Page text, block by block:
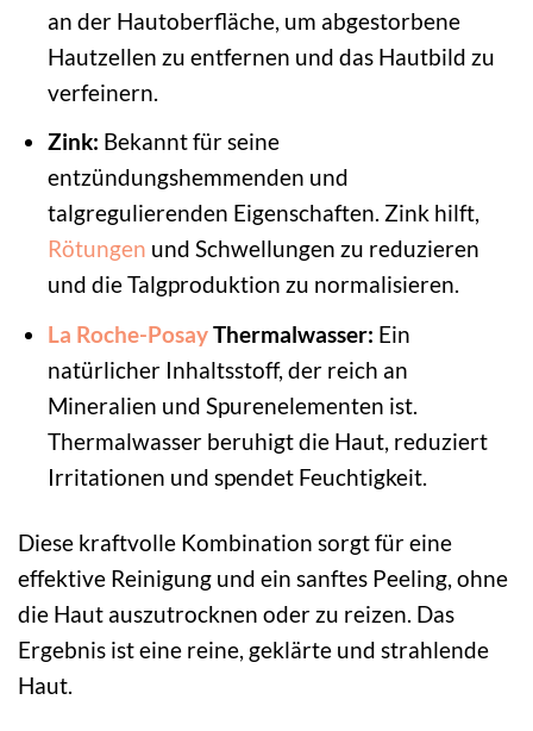
an der Hautoberfläche, um abgestorbene
Hautzellen zu entfernen und das Hautbild zu
verfeinern.
Zink: Bekannt für seine
entzündungshemmenden und
talgregulierenden Eigenschaften. Zink hilft,
Rötungen und Schwellungen zu reduzieren
und die Talgproduktion zu normalisieren.
La Roche-PosayThermalwasser: Ein
natürlicher Inhaltsstoff, der reich an
Mineralien und Spurenelementen ist.
Thermalwasser beruhigt die Haut, reduziert
Irritationen und spendet Feuchtigkeit.
Diese kraftvolle Kombination sorgt für eine
effektive Reinigung und ein sanftes Peeling, ohne
die Haut auszutrocknen oder zu reizen. Das
Ergebnis ist eine reine, geklärte und strahlende
Haut.